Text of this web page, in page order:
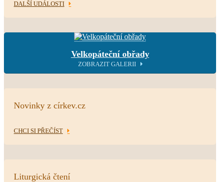
DALŠÍ UDÁLOSTI
Velkopáteční obřady
ZOBRAZIT GALERII
Novinky z církev.cz
CHCI SI PŘEČÍST
Liturgická čtení